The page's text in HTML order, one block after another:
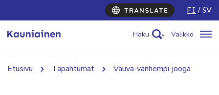
FI SV
Haku Valikko
Etusivu Tapahtumat Vauva-vanhempi-jooga